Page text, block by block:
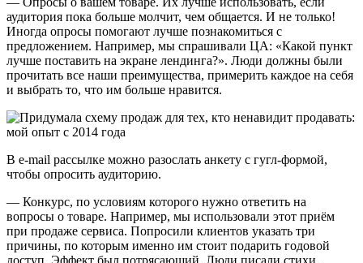
аудитория пока больше молчит, чем общается. И не только!
Иногда опросы помогают лучше познакомиться с
предложением. Например, мы спрашивали ЦА: «Какой пункт
лучше поставить на экране лендинга?». Люди должны были
прочитать все наши преимущества, примерить каждое на себя
и выбрать то, что им больше нравится.
В e-mail рассылке можно разослать анкету с гугл-формой,
чтобы опросить аудиторию.
— Конкурс, по условиям которого нужно ответить на
вопросы о товаре. Например, мы использовали этот приём
при продаже сервиса. Попросили клиентов указать три
причины, по которым именно им стоит подарить годовой
доступ. Эффект был потрясающий. Люди писали стихи,